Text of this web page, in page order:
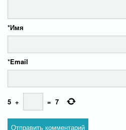
Имя
*
Email
*
5 + = 7